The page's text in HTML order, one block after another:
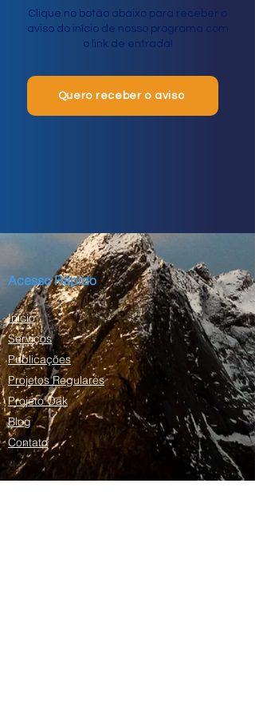
Clique no botão abaixo para receber o
aviso do início de nosso programa com
o link de entrada!
Quero receber o aviso
Acesso Rápido
Início
Serviços
Publicações
Projetos Regulares
Projeto Oak
Blog
Contato